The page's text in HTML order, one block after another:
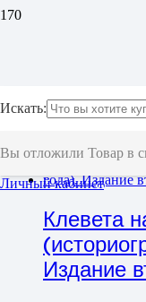
Искать:
Вы отложили Товар в
Личный кабинет
Показаны все (2)
Клевета
Издание